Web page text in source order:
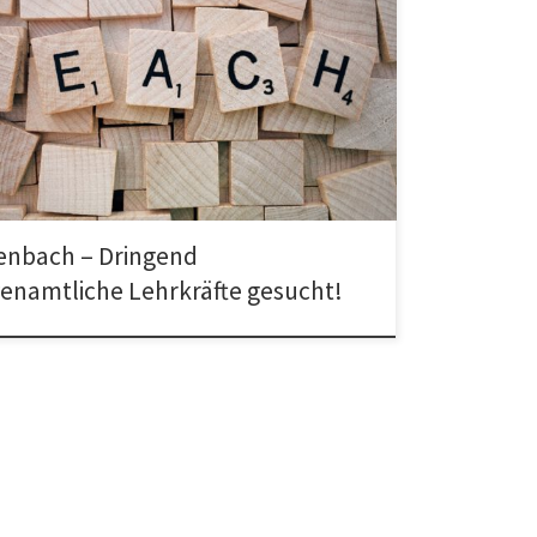
– Wir suchen dringend weitere ehrenamtliche
um zahlreiche neue Interessenten unterrichten zu
teachers-kaiserlei@nksnet.org teachers-
Vielen Dank!
– Dringend
Lehrkräfte gesucht!